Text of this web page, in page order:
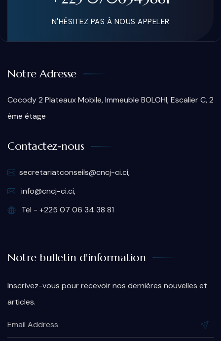
N'HÉSITEZ PAS À NOUS APPELER
Notre Adresse
Cocody 2 Plateaux Mobile, Immeuble BOLOHI, Escalier C, 2
ème étage
Contactez-nous
secretariatconseils@cncj-ci.ci,
info@cncj-ci.ci,
Tel - +225 07 06 34 38 81
Notre bulletin d'information
Inscrivez-vous pour recevoir nos dernières nouvelles et
articles.